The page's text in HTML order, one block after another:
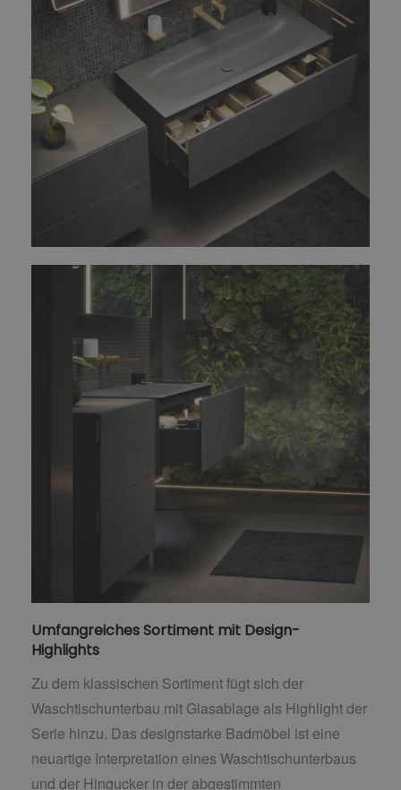
Umfangreiches Sortiment mit Design-
Highlights
Zu dem klassischen Sortiment fügt sich der
Waschtischunterbau mit Glasablage als Highlight der
Serie hinzu. Das designstarke Badmöbel ist eine
neuartige Interpretation eines Waschtischunterbaus
und der Hingucker in der abgestimmten